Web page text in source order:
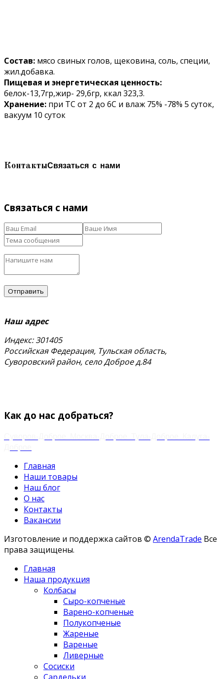
Состав: мясо свиных голов, щековина, соль, специи,
жил.добавка.
Пищевая и энергетическая ценность:
белок-13,7гр,жир- 29,6гр, ккал 323,3.
Хранение: при ТС от 2 до 6С и влаж 75% -78% 5 суток,
вакуум 10 суток
КонтактыСвязаться с нами
Связаться с нами
Наш адрес
Индекс: 301405
Российская Федерация, Тульская область,
Суворовский район, село Доброе д.84
Как до нас добраться?
Главная
Наши товары
Наш блог
О нас
Контакты
Вакансии
Изготовление и поддержка сайтов © ArendaTrade Все
права защищены.
Главная
Наша продукция
Колбасы
Сыро-копченые
Варено-копченые
Полукопченые
Жареные
Вареные
Ливерные
Сосиски